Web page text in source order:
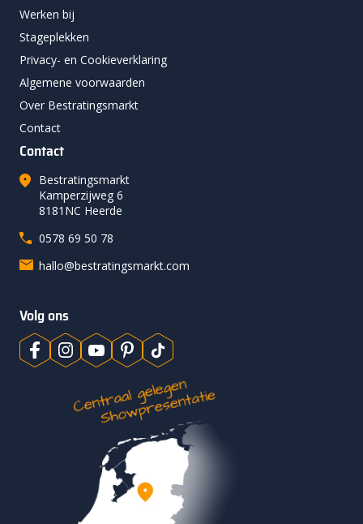
Werken bij
Stageplekken
Privacy- en Cookieverklaring
Algemene voorwaarden
Over Bestratingsmarkt
Contact
Contact
Bestratingsmarkt
Kamperzijweg 6
8181NC Heerde
0578 69 50 78
hallo@bestratingsmarkt.com
Volg ons